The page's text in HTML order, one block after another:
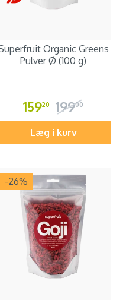
Organic Greens
Pulver Ø (100 g)
15920 19900
Læg i kurv
-26%